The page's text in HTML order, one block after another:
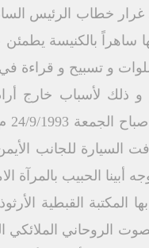
غرار خطاب الرئيس
و تسبيح و قراءة
السيارة للجانب
أبينا الحبيب
الروحاني